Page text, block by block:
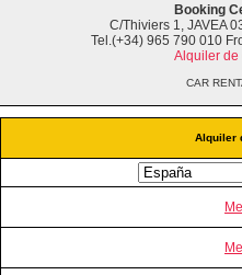
Alquiler
Booking
C/Thiviers 1, JAVEA
Tel.(+34) 965 790 010
Alquiler de
CAR